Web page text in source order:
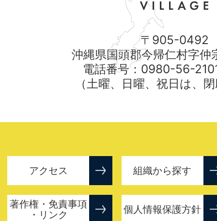
〒905-0492
沖縄県国頭郡今帰仁村字仲
電話番号：0980-56-
（土曜、日曜、祝日は、
アクセス 組織から探す
著作権・免責事項
・リンク
個人情報保護方針